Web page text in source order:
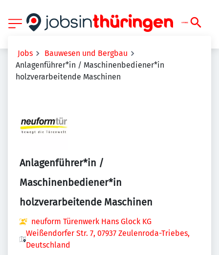
Jobs
Bauwesen und Bergbau
Anlagenführer*in / Maschinenbediener*in
holzverarbeitende Maschinen
Anlagenführer*in /
Maschinenbediener*in
holzverarbeitende Maschinen
neuform Türenwerk Hans Glock KG
Weißendorfer Str. 7, 07937 Zeulenroda-Triebes,
Deutschland